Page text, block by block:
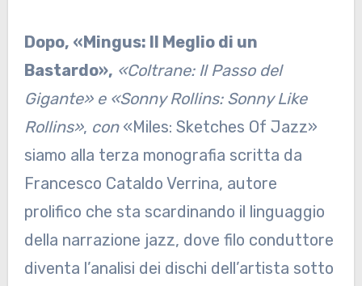
Dopo, «Mingus: Il Meglio di un
Bastardo», «Coltrane: Il Passo del
Gigante» e «Sonny Rollins: Sonny Like
Rollins», con «Miles: Sketches Of Jazz»
siamo alla terza monografia scritta da
Francesco Cataldo Verrina, autore
prolifico che sta scardinando il linguaggio
della narrazione jazz, dove filo conduttore
diventa l’analisi dei dischi dell’artista sotto